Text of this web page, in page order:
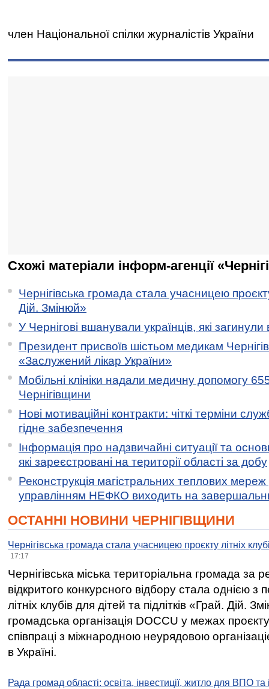
член Національної спілки журналістів України
Схожі матеріали інформ-агенції
Чернігівська громада стала учасницею
Дій. Змінюй»
У Чернігові вшанували українців, які загинули
Президент присвоїв шістьом медикам
«Заслужений лікар України»
Мобільні клініки надали медичну допомогу
Чернігівщини
Нові мотиваційні контракти: чіткі терміни
гідне забезпечення
Інформація про надзвичайні ситуації та
які зареєстровані на території області за добу
Реконструкція магістральних теплових мереж
управлінням НЕФКО виходить на
ОСТАННІ НОВИНИ ЧЕРНІГІВЩИНИ
Чернігівська громада стала учасницею проєкту літніх
17:17
Чернігівська міська територіальна громада за
відкритого конкурсного відбору стала однією
літніх клубів для дітей та підлітків «Грай. Дій.
громадська організація DOCCU у межах
співпраці з міжнародною неурядовою
в Україні.
Рада громад області: освіта, інвестиції, житло для ВПО